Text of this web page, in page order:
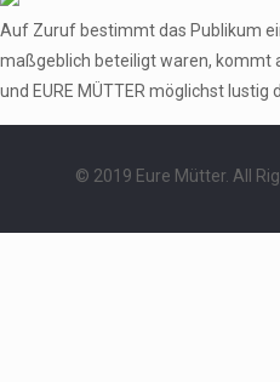
Auf Zuruf bestimmt das Publikum
maßgeblich beteiligt waren, kommt
und EURE MÜTTER möglichst
© 2019 Eure Mütter. All